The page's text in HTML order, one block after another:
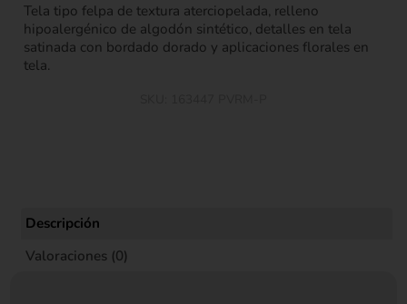
Tela tipo felpa de textura aterciopelada, relleno
hipoalergénico de algodón sintético, detalles en tela
satinada con bordado dorado y aplicaciones florales en
tela.
Descripción
Valoraciones (0)